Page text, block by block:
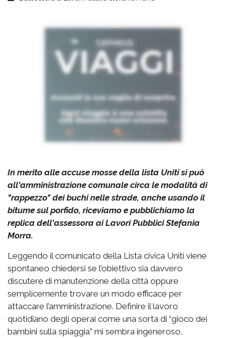
In merito alle accuse mosse della lista Uniti si può
all'amministrazione comunale circa le modalità di
"rappezzo" dei buchi nelle strade, anche usando il
bitume sul porfido, riceviamo e pubblichiamo la
replica dell'assessora ai Lavori Pubblici Stefania
Morra.
Leggendo il comunicato della Lista civica Uniti viene
spontaneo chiedersi se l’obiettivo sia davvero
discutere di manutenzione della città oppure
semplicemente trovare un modo efficace per
attaccare l’amministrazione. Definire il lavoro
quotidiano degli operai come una sorta di “gioco dei
bambini sulla spiaggia” mi sembra ingeneroso,